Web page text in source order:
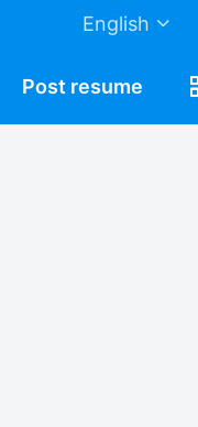
English
Post resume